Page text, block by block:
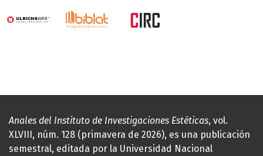
Anales del Instituto de Investigaciones Estéticas, vol.
XLVIII, núm. 128 (primavera de 2026), es una publicación
semestral, editada por la Universidad Nacional